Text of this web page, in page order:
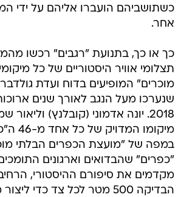
כשתושביהם הועברו אליהם על ידי
אחר.
כך או כך, בתנועת "רגבים" רכשו
תצלומי אוויר היסטוריים של כל
מוכרים" המופיעים בדוח ועדת
2018. יונה אדמוני (קובלנץ)
מיקומו
במפה של "מועצת הכפרים הבלתי
"כפרים" שהבדואים וארגונים
מקדמים את סיפורם ההיסטורי,
הבדיקה 500 מטר לכל צד כדי